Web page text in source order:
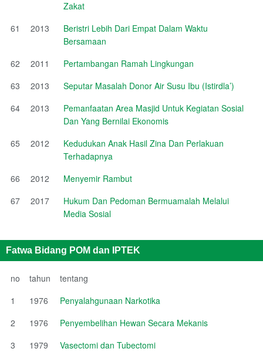
Zakat
61
2013
Beristri Lebih Dari Empat Dalam Waktu
Bersamaan
62
2011
Pertambangan Ramah Lingkungan
63
2013
Seputar Masalah Donor Air Susu Ibu (Istirdla’)
64
2013
Pemanfaatan Area Masjid Untuk Kegiatan Sosial
Dan Yang Bernilai Ekonomis
65
2012
Kedudukan Anak Hasil Zina Dan Perlakuan
Terhadapnya
66
2012
Menyemir Rambut
67
2017
Hukum Dan Pedoman Bermuamalah Melalui
Media Sosial
Fatwa Bidang POM dan IPTEK
no tahun
tentang
1
1976
Penyalahgunaan Narkotika
2
1976
Penyembelihan Hewan Secara Mekanis
3
1979
Vasectomi dan Tubectomi